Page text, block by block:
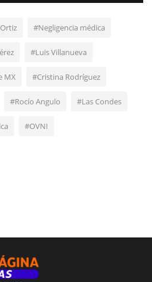
#Negligencia médica
#Luis Villanueva
MX #Cristina Rodríguez
#Rocío Angulo #Las Condes
#OVNI